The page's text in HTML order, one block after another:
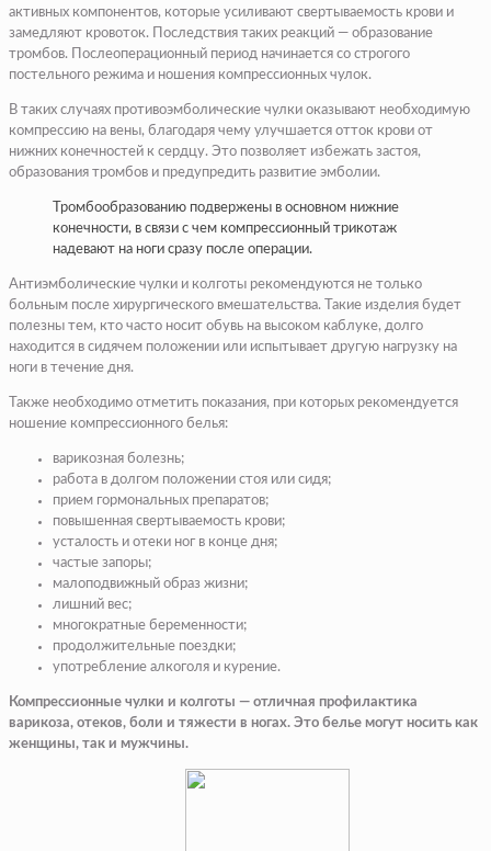
активных компонентов, которые усиливают свертываемость крови и
замедляют кровоток. Последствия таких реакций — образование
тромбов. Послеоперационный период начинается со строгого
постельного режима и ношения компрессионных чулок.
В таких случаях противоэмболические чулки оказывают необходимую
компрессию на вены, благодаря чему улучшается отток крови от
нижних конечностей к сердцу. Это позволяет избежать застоя,
образования тромбов и предупредить развитие эмболии.
Тромбообразованию подвержены в основном нижние
конечности, в связи с чем компрессионный трикотаж
надевают на ноги сразу после операции.
Антиэмболические чулки и колготы рекомендуются не только
больным после хирургического вмешательства. Такие изделия будет
полезны тем, кто часто носит обувь на высоком каблуке, долго
находится в сидячем положении или испытывает другую нагрузку на
ноги в течение дня.
Также необходимо отметить показания, при которых рекомендуется
ношение компрессионного белья:
варикозная болезнь;
работа в долгом положении стоя или сидя;
прием гормональных препаратов;
повышенная свертываемость крови;
усталость и отеки ног в конце дня;
частые запоры;
малоподвижный образ жизни;
лишний вес;
многократные беременности;
продолжительные поездки;
употребление алкоголя и курение.
Компрессионные чулки и колготы — отличная профилактика
варикоза, отеков, боли и тяжести в ногах. Это белье могут носить как
женщины, так и мужчины.